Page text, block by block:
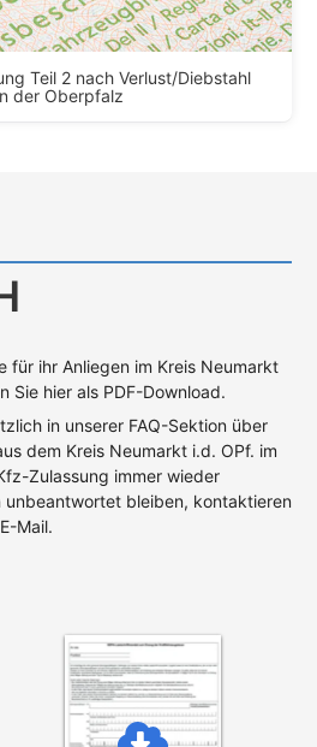
Teil 2 nach Verlust/Diebstahl
der Oberpfalz
für ihr Anliegen im Kreis Neumarkt
Sie hier als PDF-Download.
in unserer FAQ-Sektion über
dem Kreis Neumarkt i.d. OPf. im
Zulassung immer wieder
unbeantwortet bleiben, kontaktieren
Mail.